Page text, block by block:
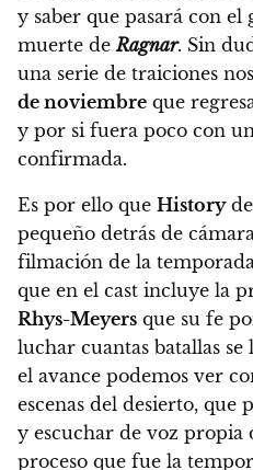
y saber que pasará con el
muerte de Ragnar. Sin
una serie de traiciones
de noviembre que
y por si fuera poco con
confirmada.
Es por ello que History
pequeño detrás de
filmación de la
que en el cast incluye la
Rhys-Meyers que su fe
luchar cuantas batallas
el avance podemos ver
escenas del desierto,
y escuchar de voz propia
proceso que fue la